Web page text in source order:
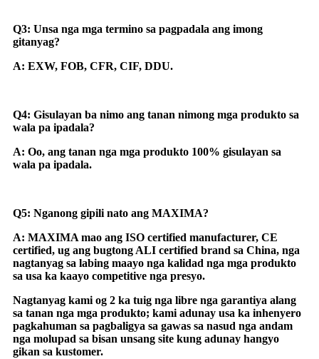
Q3: Unsa nga mga termino sa pagpadala ang imong
gitanyag?
A: EXW, FOB, CFR, CIF, DDU.
Q4: Gisulayan ba nimo ang tanan nimong mga produkto sa
wala pa ipadala?
A: Oo, ang tanan nga mga produkto 100% gisulayan sa
wala pa ipadala.
Q5: Nganong gipili nato ang MAXIMA?
A: MAXIMA mao ang ISO certified manufacturer, CE
certified, ug ang bugtong ALI certified brand sa China, nga
nagtanyag sa labing maayo nga kalidad nga mga produkto
sa usa ka kaayo competitive nga presyo.
Nagtanyag kami og 2 ka tuig nga libre nga garantiya alang
sa tanan nga mga produkto; kami adunay usa ka inhenyero
pagkahuman sa pagbaligya sa gawas sa nasud nga andam
nga molupad sa bisan unsang site kung adunay hangyo
gikan sa kustomer.